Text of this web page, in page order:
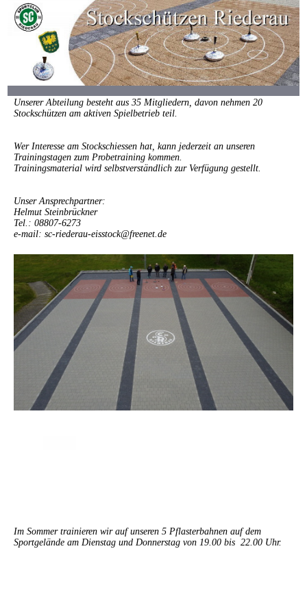
Unserer Abteilung besteht aus 35 Mitgliedern, davon nehmen 20
Stockschützen am aktiven Spielbetrieb teil.
Wer Interesse am Stockschiessen hat, kann jederzeit an unseren
Trainingstagen zum Probetraining kommen.
Trainingsmaterial wird selbstverständlich zur Verfügung gestellt.
Unser Ansprechpartner:
Helmut Steinbrückner
Tel.: 08807-6273
e-mail: sc-riederau-eisstock@freenet.de
Im Sommer trainieren wir auf unseren 5 Pflasterbahnen auf dem
Sportgelände am Dienstag und Donnerstag von 19.00 bis 22.00 Uhr.